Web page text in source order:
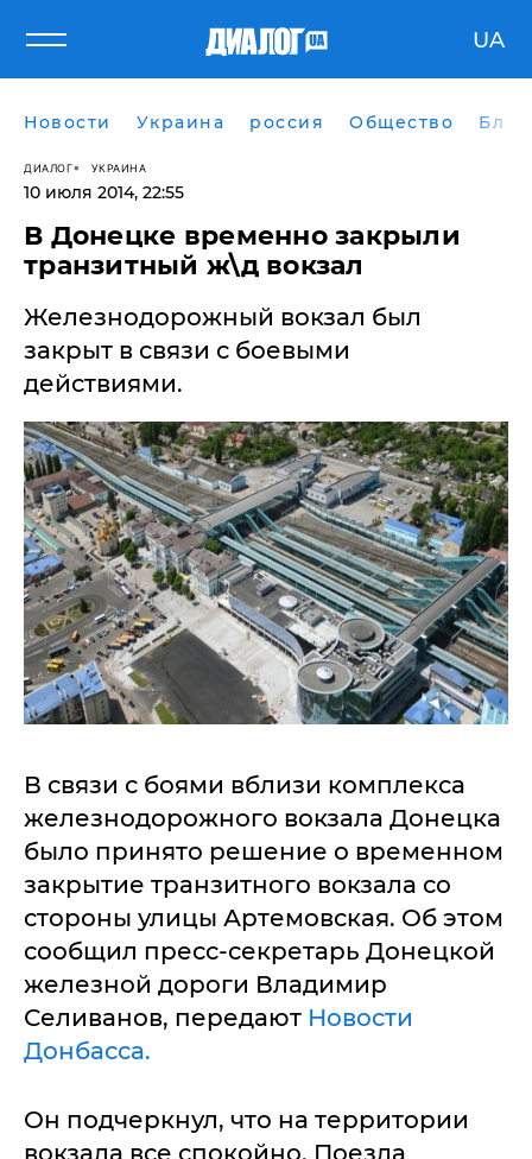
UA
Новости Украина россия Общество
ДИАЛОГ УКРАИНА
10 июля 2014, 22:55
В Донецке временно закрыли
транзитный ж\д вокзал
Железнодорожный вокзал был
закрыт в связи с боевыми
действиями.
В связи с боями вблизи комплекса
железнодорожного вокзала Донецка
было принято решение о временном
закрытие транзитного вокзала со
стороны улицы Артемовская. Об этом
сообщил пресс-секретарь Донецкой
железной дороги Владимир
Селиванов, передают Новости
Донбасса.
Он подчеркнул, что на территории
вокзала все спокойно. Поезда